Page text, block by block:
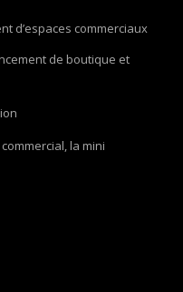
d’espaces commerciaux
de boutique et
la mini